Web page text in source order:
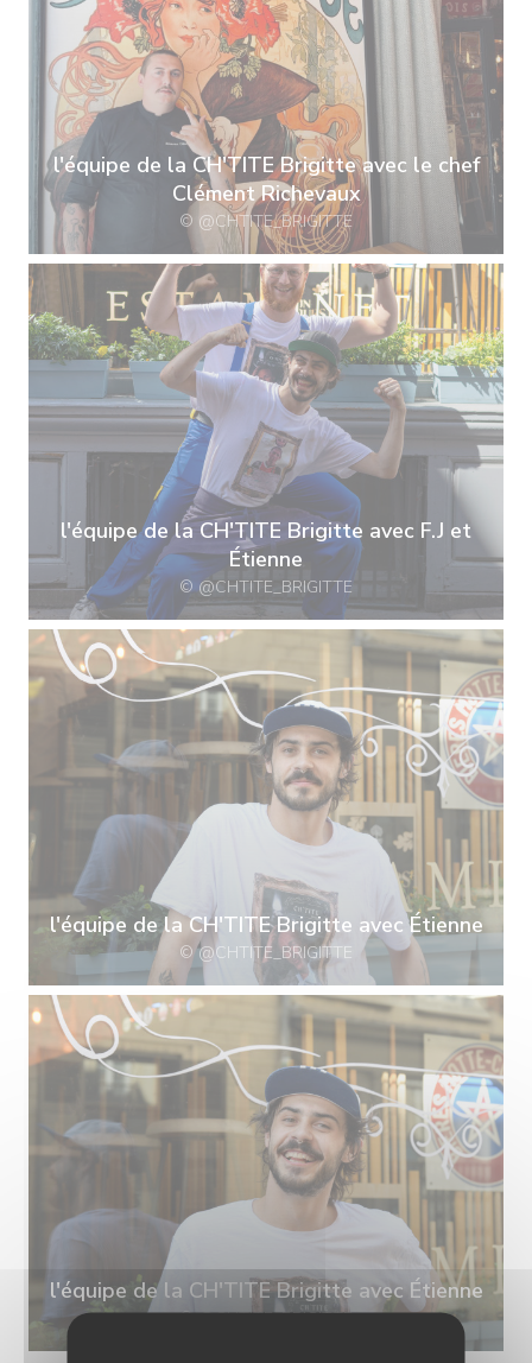
l'équipe de la CH'TITE Brigitte avec le chef
Clément Richevaux
© @CHTITE_BRIGITTE
l'équipe de la CH'TITE Brigitte avec F.J et
Étienne
© @CHTITE_BRIGITTE
l'équipe de la CH'TITE Brigitte avec Étienne
© @CHTITE_BRIGITTE
l'équipe de la CH'TITE Brigitte avec Étienne
© @CHTITE_BRIGITTE